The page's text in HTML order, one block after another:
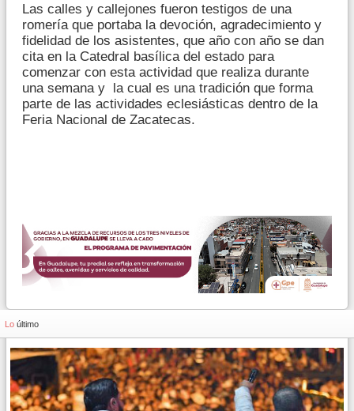
Las calles y callejones fueron testigos de una
romería que portaba la devoción, agradecimiento y
fidelidad de los asistentes, que año con año se dan
cita en la Catedral basílica del estado para
comenzar con esta actividad que realiza durante
una semana y la cual es una tradición que forma
parte de las actividades eclesiásticas dentro de la
Feria Nacional de Zacatecas.
Lo último